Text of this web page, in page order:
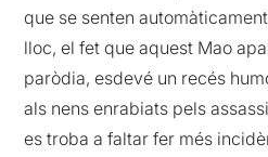
que se senten
lloc, el fet que aquest Mao
paròdia, esdevé un recés
als nens enrabiats pels
es troba a faltar fer més